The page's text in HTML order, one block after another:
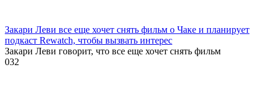
Закари Леви все еще хочет снять фильм о Чаке и планирует
подкаст Rewatch, чтобы вызвать интерес
Закари Леви говорит, что все еще хочет снять фильм
032